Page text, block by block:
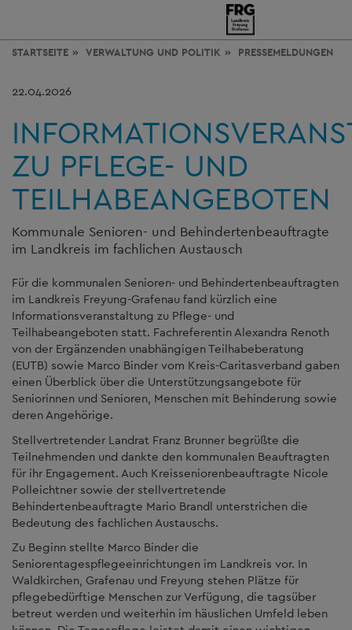
STARTSEITE VERWALTUNG UND POLITIK PRESSEMELDUNGEN
22.04.2026
ZU PFLEGE- UND
TEILHABEANGEBOTEN
Kommunale Senioren- und Behindertenbeauftragte
im Landkreis im fachlichen Austausch
Für die kommunalen Senioren- und Behindertenbeauftragten
im Landkreis Freyung-Grafenau fand kürzlich eine
Informationsveranstaltung zu Pflege- und
Teilhabeangeboten statt. Fachreferentin Alexandra Renoth
von der Ergänzenden unabhängigen Teilhabeberatung
(EUTB) sowie Marco Binder vom Kreis-Caritasverband gaben
einen Überblick über die Unterstützungsangebote für
Seniorinnen und Senioren, Menschen mit Behinderung sowie
deren Angehörige.
Stellvertretender Landrat Franz Brunner begrüßte die
Teilnehmenden und dankte den kommunalen Beauftragten
für ihr Engagement. Auch Kreisseniorenbeauftragte Nicole
Polleichtner sowie der stellvertretende
Behindertenbeauftragte Mario Brandl unterstrichen die
Bedeutung des fachlichen Austauschs.
Zu Beginn stellte Marco Binder die
Seniorentagespflegeeinrichtungen im Landkreis vor. In
Waldkirchen, Grafenau und Freyung stehen Plätze für
pflegebedürftige Menschen zur Verfügung, die tagsüber
betreut werden und weiterhin im häuslichen Umfeld leben